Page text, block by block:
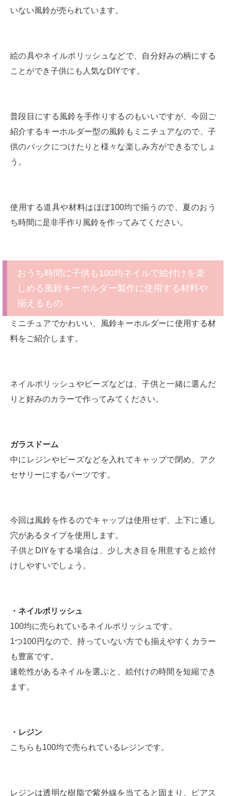
いない風鈴が売られています。
絵の具やネイルポリッシュなどで、自分好みの柄にする
ことができ子供にも人気なDIYです。
普段目にする風鈴を手作りするのもいいですが、今回ご
紹介するキーホルダー型の風鈴もミニチュアなので、子
供のバックにつけたりと様々な楽しみ方ができるでしょ
う。
使用する道具や材料はほぼ100均で揃うので、夏のおう
ち時間に是非手作り風鈴を作ってみてください。
おうち時間に子供も100均ネイルで絵付けを楽
しめる風鈴キーホルダー製作に使用する材料や
揃えるもの
ミニチュアでかわいい、風鈴キーホルダーに使用する材
料をご紹介します。
ネイルポリッシュやビーズなどは、子供と一緒に選んだ
りと好みのカラーで作ってみてください。
ガラスドーム
中にレジンやビーズなどを入れてキャップで閉め、アク
セサリーにするパーツです。
今回は風鈴を作るのでキャップは使用せず、上下に通し
穴があるタイプを使用します。
子供とDIYをする場合は、少し大き目を用意すると絵付
けしやすいでしょう。
・ネイルポリッシュ
100均に売られているネイルポリッシュです。
1つ100円なので、持っていない方でも揃えやすくカラー
も豊富です。
速乾性があるネイルを選ぶと、絵付けの時間を短縮でき
ます。
・レジン
こちらも100均で売られているレジンです。
レジンは透明な樹脂で紫外線を当てると固まり、ピアス